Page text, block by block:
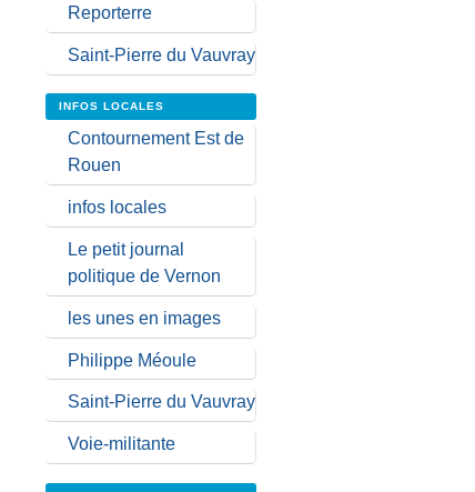
Reporterre
Saint-Pierre du Vauvray
INFOS LOCALES
Contournement Est de
Rouen
infos locales
Le petit journal
politique de Vernon
les unes en images
Philippe Méoule
Saint-Pierre du Vauvray
Voie-militante